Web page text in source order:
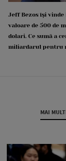
Jeff Bezos își
valoare de 500 de
dolari. Ce sumă a
miliardarul pentru
MAI